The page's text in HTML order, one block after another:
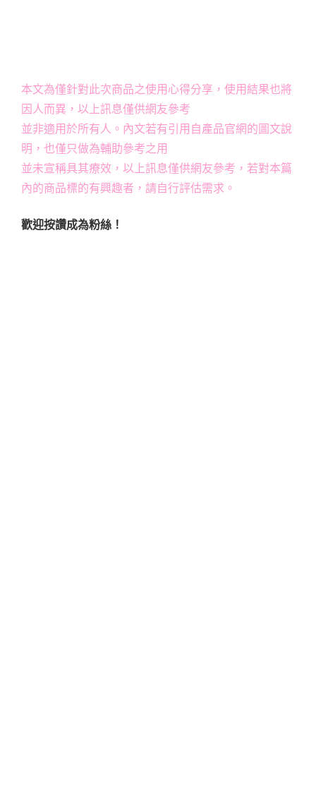
本文為僅針對此次商品之使用心得分享，使用結果也將
因人而異，以上訊息僅供網友參考
並非適用於所有人。內文若有引用自產品官網的圖文說
明，也僅只做為輔助參考之用
並未宣稱具其療效，以上訊息僅供網友參考，若對本篇
內的商品標的有興趣者，請自行評估需求。
歡迎按讚成為粉絲！